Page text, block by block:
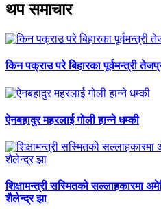
थप समाचार
किन पक्राउ परे बिहारका पूर्वमन्त्री
ऐनबहादुर महरलाई गोली हान्ने धम्की
शिक्षामन्त्री सस्मितको सल्लाहकारमा
शैलेन्द्र झा